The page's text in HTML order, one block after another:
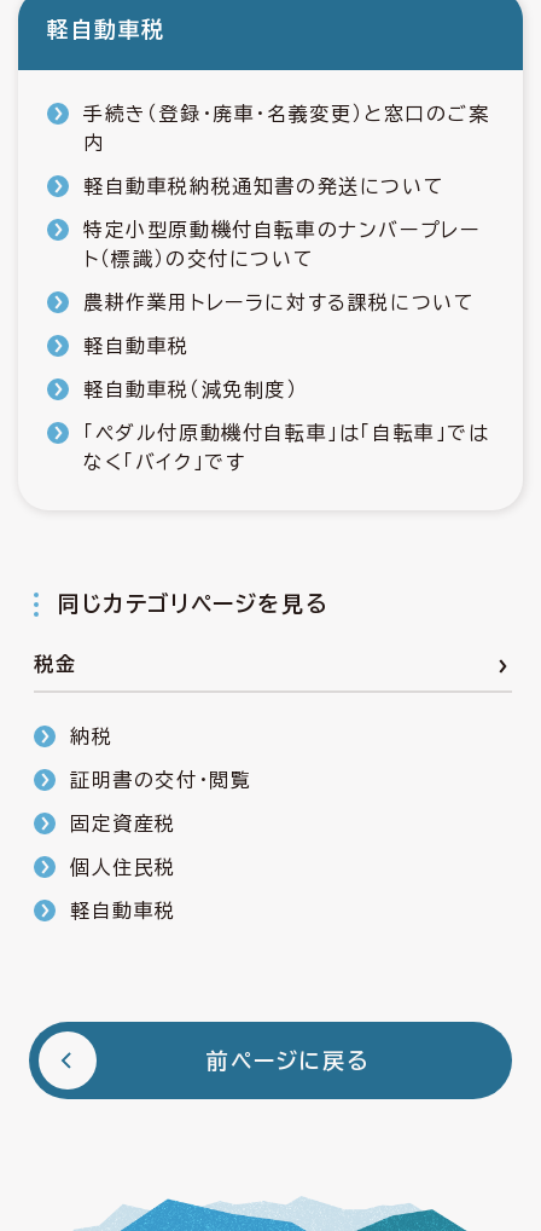
軽自動車税
手続き（登録・廃車・名義変更）と窓口のご案
内
軽自動車税納税通知書の発送について
特定小型原動機付自転車のナンバープレー
ト（標識）の交付について
農耕作業用トレーラに対する課税について
軽自動車税
軽自動車税（減免制度）
「ペダル付原動機付自転車」は「自転車」では
なく「バイク」です
同じカテゴリページを見る
税金
納税
証明書の交付・閲覧
固定資産税
個人住民税
軽自動車税
前ページに戻る